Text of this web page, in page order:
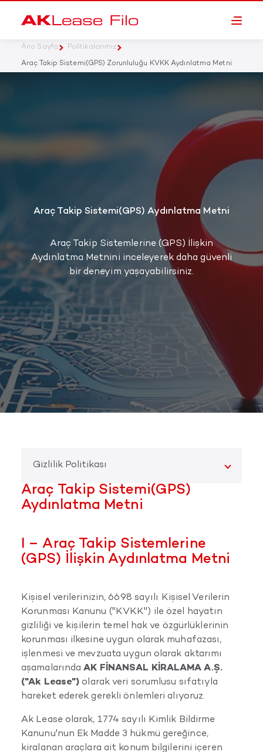
Ana Sayfa Politikalarımız
Araç Takip Sistemi(GPS) Zorunluluğu KVKK Aydınlatma Metni
Araç Takip Sistemi(GPS) Aydınlatma Metni
Araç Takip Sistemlerine (GPS) İlişkin
Aydınlatma Metnini inceleyerek daha güvenli
bir deneyim yaşayabilirsiniz.
Gizlilik Politikası
Araç Takip Sistemi(GPS)
Aydınlatma Metni
I – Araç Takip Sistemlerine
(GPS) İlişkin Aydınlatma Metni
Kişisel verilerinizin, 6698 sayılı Kişisel Verilerin
Korunması Kanunu ("KVKK") ile özel hayatın
gizliliği ve kişilerin temel hak ve özgürlüklerinin
korunması ilkesine uygun olarak muhafazası,
işlenmesi ve mevzuata uygun olarak aktarımı
aşamalarındaAK FİNANSAL KİRALAMA A.Ş.
("Ak Lease") olarak veri sorumlusu sıfatıyla
hareket ederek gerekli önlemleri alıyoruz.
Ak Lease olarak, 1774 sayılı Kimlik Bildirme
Kanunu'nun Ek Madde 3 hükmü gereğince,
kiralanan araçlara ait konum bilgilerini içeren